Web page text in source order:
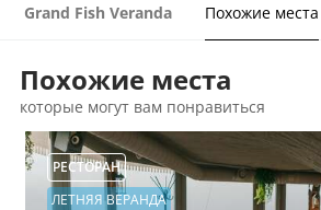
Grand Fish Veranda Похожие места
Похожие места
которые могут вам понравиться
РЕСТОРАН
ЛЕТНЯЯ ВЕРАНДА